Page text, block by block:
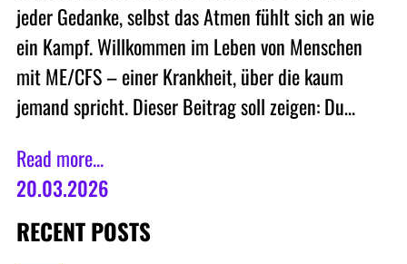
jeder Gedanke, selbst das Atmen fühlt sich an wie
ein Kampf. Willkommen im Leben von Menschen
mit ME/CFS – einer Krankheit, über die kaum
jemand spricht. Dieser Beitrag soll zeigen: Du…
Read more...
20.03.2026
RECENT POSTS